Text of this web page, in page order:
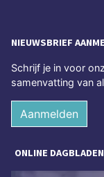
NIEUWSBRIEF
Schrijf je in voor
samenvatting van
Aanmelden
ONLINE DAGBLADEN